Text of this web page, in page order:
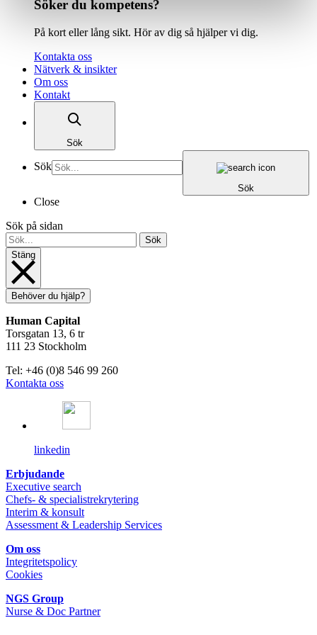
Söker du kompetens?
På kort eller lång sikt. Hör av dig så hjälper vi dig.
Kontakta oss
Nätverk & insikter
Om oss
Kontakt
Sök
Sök
Sök
Close
Sök på sidan
Sök
Stäng
Behöver du hjälp?
Human Capital
Torsgatan 13, 6 tr
111 23 Stockholm
Tel: +46 (0)8 546 99 260
Kontakta oss
linkedin
Erbjudande
Executive search
Chefs- & specialistrekrytering
Interim & konsult
Assessment & Leadership Services
Om oss
Integritetspolicy
Cookies
NGS Group
Nurse & Doc Partner